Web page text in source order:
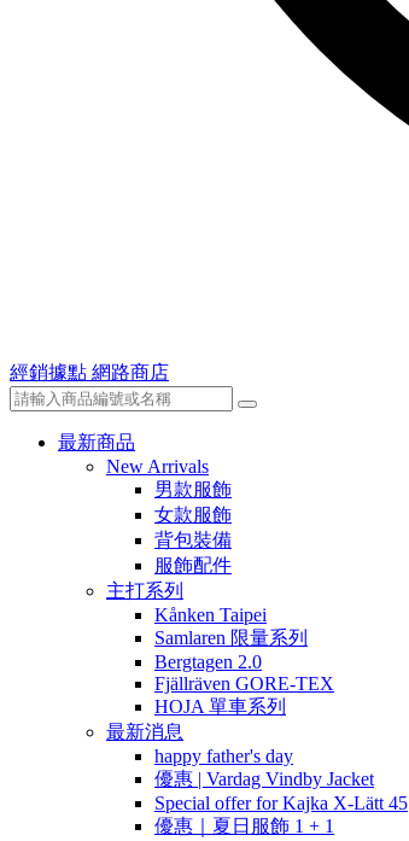
經銷據點 網路商店
最新商品
New Arrivals
男款服飾
女款服飾
背包裝備
服飾配件
主打系列
Kånken Taipei
Samlaren 限量系列
Bergtagen 2.0
Fjällräven GORE-TEX
HOJA 單車系列
最新消息
happy father's day
優惠 | Vardag Vindby Jacket
Special offer for Kajka X-Lätt 45
優惠｜夏日服飾 1 + 1